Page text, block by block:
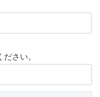
さい。